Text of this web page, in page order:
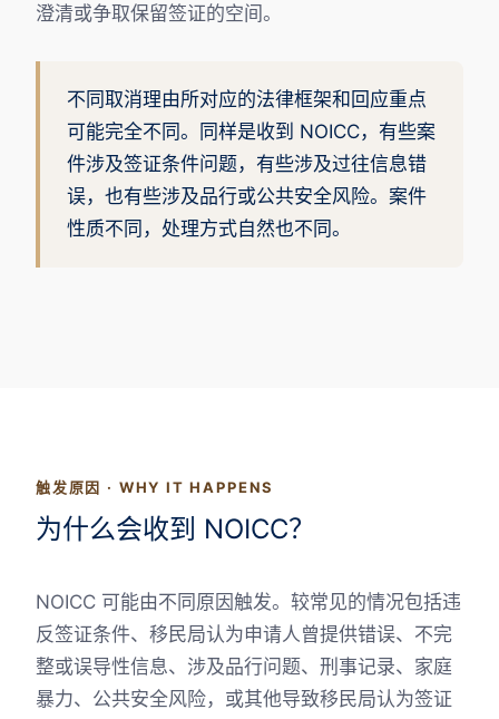
澄清或争取保留签证的空间。
不同取消理由所对应的法律框架和回应重点
可能完全不同。同样是收到 NOICC，有些案
件涉及签证条件问题，有些涉及过往信息错
误，也有些涉及品行或公共安全风险。案件
性质不同，处理方式自然也不同。
触发原因 · WHY IT HAPPENS
为什么会收到 NOICC？
NOICC 可能由不同原因触发。较常见的情况包括违
反签证条件、移民局认为申请人曾提供错误、不完
整或误导性信息、涉及品行问题、刑事记录、家庭
暴力、公共安全风险，或其他导致移民局认为签证